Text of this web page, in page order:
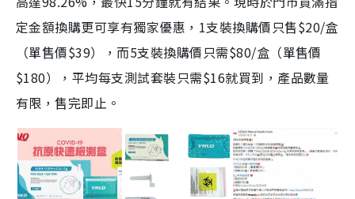
定金額換購更可享有獨家優惠，1支裝換購價只售$20/盒
（單售價$39），而5支裝換購價只需$80/盒（單售價
$180），平均每支測試套裝只需$16就買到，產品數量
有限，售完即止。